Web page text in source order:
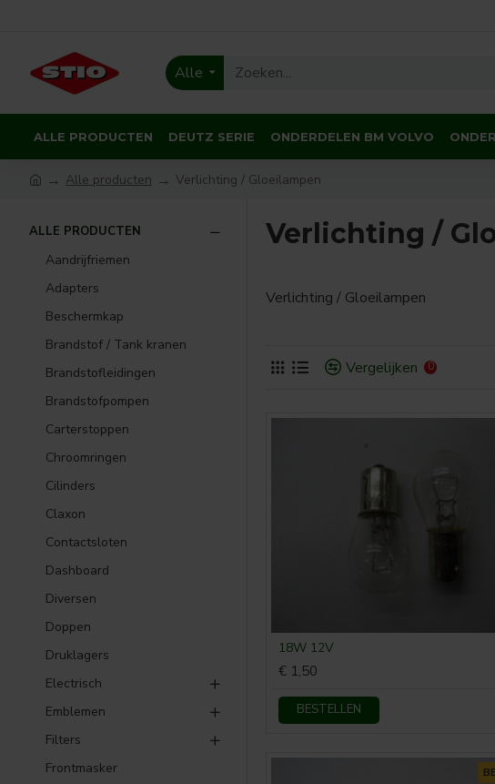
Alle
ALLE PRODUCTEN DEUTZ SERIE ONDERDELEN BM VOLVO
Alle producten Verlichting / Gloeilampen
ALLE PRODUCTEN
Aandrijfriemen
Adapters
Beschermkap
Brandstof / Tank kranen
Brandstofleidingen
Brandstofpompen
Carterstoppen
Chroomringen
Cilinders
Claxon
Contactsloten
Dashboard
Diversen
Doppen
Druklagers
Electrisch
Emblemen
Filters
Frontmasker
Verlichting /
Verlichting / Gloeilampen
Vergelijken 0
18W 12V
€ 1,50
BESTELLEN